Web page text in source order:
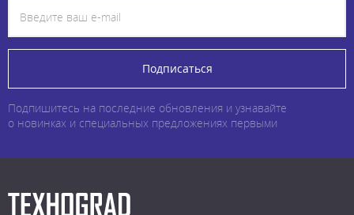
Подписаться
Подпишитесь на последние обновления и узнавайте
о новинках и специальных предложениях первыми